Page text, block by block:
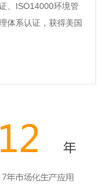
、ISO14000环境管
体系认证，获得美国